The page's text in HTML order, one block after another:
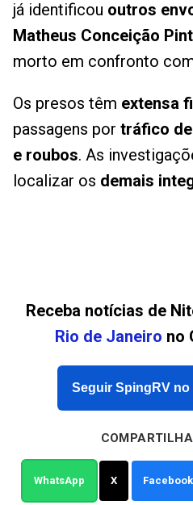
já identificou outros
Matheus Conceição
morto em confronto
Os presos têm extensa
passagens por tráfico
e roubos. As
localizar os demais
Receba notícias de
Rio de Janeiro no
Seguir SpingRV
WhatsApp X Facebook